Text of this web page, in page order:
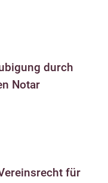
durch
Notar
für